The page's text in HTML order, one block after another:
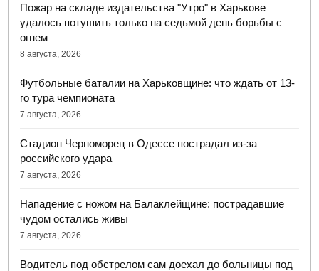
Пожар на складе издательства "Утро" в Харькове
удалось потушить только на седьмой день борьбы с
огнем
8 августа, 2026
Футбольные баталии на Харьковщине: что ждать от 13-
го тура чемпионата
7 августа, 2026
Стадион Черноморец в Одессе пострадал из-за
российского удара
7 августа, 2026
Нападение с ножом на Балаклейщине: пострадавшие
чудом остались живы
7 августа, 2026
Водитель под обстрелом сам доехал до больницы под